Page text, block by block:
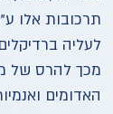
תרכובות אלו
לעליה
מכך להרס של
האדומים